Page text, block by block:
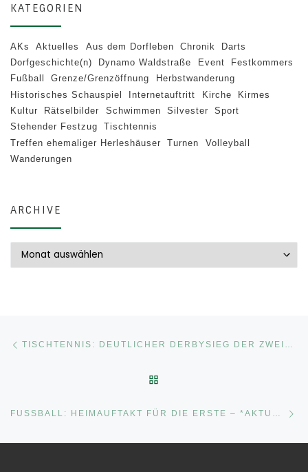
KATEGORIEN
AKs Aktuelles Aus dem Dorfleben Chronik
Darts
Dorfgeschichte(n)
Dynamo Waldstraße Event
Festkommers
Fußball
Grenze/Grenzöffnung
Herbstwanderung
Historisches Schauspiel
Internetauftritt Kirche
Kirmes
Kultur
Rätselbilder Schwimmen Silvester
Sport
Stehender Festzug
Tischtennis
Treffen ehemaliger Herleshäuser
Turnen
Volleyball
Wanderungen
ARCHIVE
Beitragsnavigation TISCHTENNIS: DEUTLICHER DERBYSIEG DER ZWEITEN MANNSCHAFT
FUSSBALL: HEIMAUFTAKT FÜR DIE ERSTE – *AKTUALISIERT …